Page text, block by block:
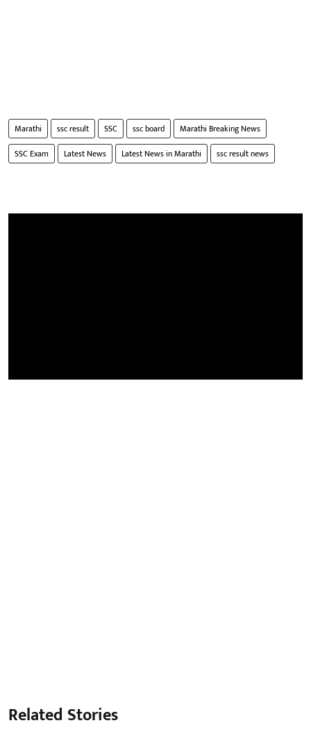
Marathi ssc result SSC ssc board
Marathi Breaking News
SSC Exam
Latest News Latest News in Marathi ssc result news
Related Stories